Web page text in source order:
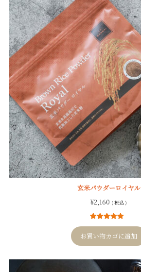
玄米パウダーロイヤル
¥2,160 ( 税込 )
4
件の利用者
評価に基づ
く5段階評価
のうち、
お買い物カゴに追加